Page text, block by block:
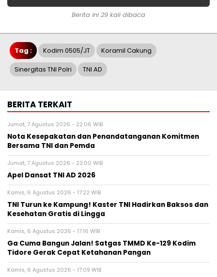
Berita ini 29 kali dibaca
Tag : Kodim 0505/JT Koramil Cakung
Sinergitas TNI Polri TNI AD
BERITA TERKAIT
Jumat, 7 Agustus 2026 - 22:06 WIB
Nota Kesepakatan dan Penandatanganan Komitmen
Bersama TNI dan Pemda
Jumat, 7 Agustus 2026 - 22:00 WIB
Apel Dansat TNI AD 2026
Kamis, 6 Agustus 2026 - 17:22 WIB
TNI Turun ke Kampung! Kaster TNI Hadirkan Baksos dan
Kesehatan Gratis di Lingga
Kamis, 6 Agustus 2026 - 17:16 WIB
Ga Cuma Bangun Jalan! Satgas TMMD Ke-129 Kodim
Tidore Gerak Cepat Ketahanan Pangan
Kamis, 6 Agustus 2026 - 17:09 WIB